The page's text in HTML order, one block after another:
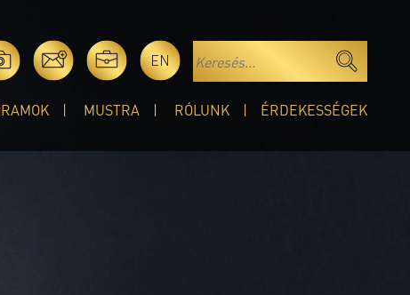
EN
MUSTRA RÓLUNK ÉRDEKESSÉGEK